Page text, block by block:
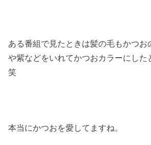
ある番組で見たときは髪の毛もかつお
や紫などをいれてかつおカラーにした
笑
本当にかつおを愛してますね。